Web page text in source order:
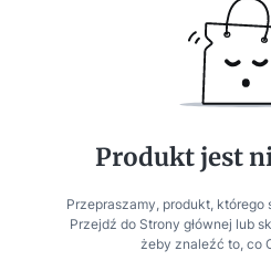
Produkt jest
Przepraszamy, produkt,
Przejdź do Strony głównej lub
żeby znaleźć to, co